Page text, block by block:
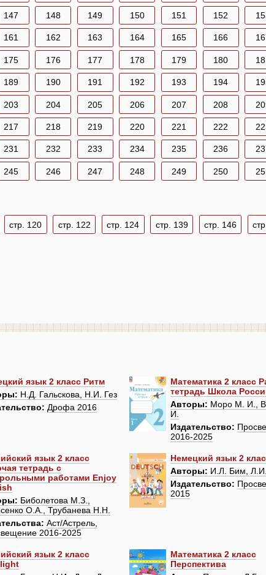
147 148 149 150 151 152
161 162 163 164 165 166
175 176 177 178 179 180
189 190 191 192 193 194
203 204 205 206 207 208
217 218 219 220 221 222
231 232 233 234 235 236
245 246 247 248 249 250
стр. 120 стр. 122 стр. 124 стр. 139 стр. 146
язык 2 класс Ритм
Н.Д. Гальскова, Н.И. Гез
Дрофа 2016
Математика 2 класс
тетрадь Школа
Авторы: Моро М. И.,
И.
Издательство:
2016-2025
язык 2 класс
тетрадь с
работами Enjoy
Биболетова М.З.,
О.А., Трубанева Н.Н.
Аст/Астрель,
2016-2025
Немецкий язык 2
Авторы: И.Л. Бим,
Издательство:
2015
язык 2 класс
Математика 2 класс
Перспектива